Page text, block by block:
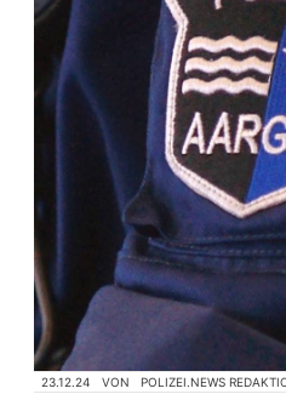
23.12.24 VON POLIZEI.NEWS